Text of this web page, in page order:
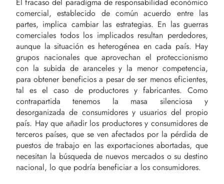
El fracaso del paradigma de responsabilidad económico
comercial, establecido de común acuerdo entre las
partes, implica cambiar las estrategias. En las guerras
comerciales todos los implicados resultan perdedores,
aunque la situación es heterogénea en cada país. Hay
grupos nacionales que aprovechan el proteccionismo
con la subida de aranceles y la menor competencia,
para obtener beneficios a pesar de ser menos eficientes,
tal es el caso de productores y fabricantes. Como
contrapartida tenemos la masa silenciosa y
desorganizada de consumidores y usuarios del propio
país. Hay que añadir los productores y consumidores de
terceros países, que se ven afectados por la pérdida de
puestos de trabajo en las exportaciones abortadas, que
necesitan la búsqueda de nuevos mercados o su destino
nacional, lo que podría beneficiar a los consumidores.